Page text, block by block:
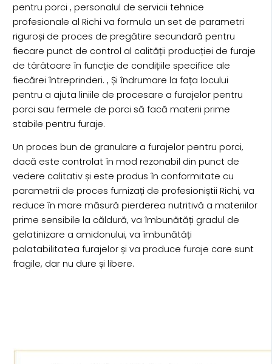
pentru porci , personalul de servicii tehnice
profesionale al Richi va formula un set de parametri
riguroși de proces de pregătire secundară pentru
fiecare punct de control al calității producției de furaje
de târâtoare în funcție de condițiile specifice ale
fiecărei întreprinderi. , Și îndrumare la fața locului
pentru a ajuta liniile de procesare a furajelor pentru
porci sau fermele de porci să facă materii prime
stabile pentru furaje.
Un proces bun de granulare a furajelor pentru porci,
dacă este controlat în mod rezonabil din punct de
vedere calitativ și este produs în conformitate cu
parametrii de proces furnizați de profesioniștii Richi, va
reduce în mare măsură pierderea nutritivă a materiilor
prime sensibile la căldură, va îmbunătăți gradul de
gelatinizare a amidonului, va îmbunătăți
palatabilitatea furajelor și va produce furaje care sunt
fragile, dar nu dure și libere.